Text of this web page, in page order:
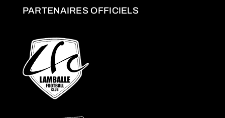
PARTENAIRES OFFICIELS